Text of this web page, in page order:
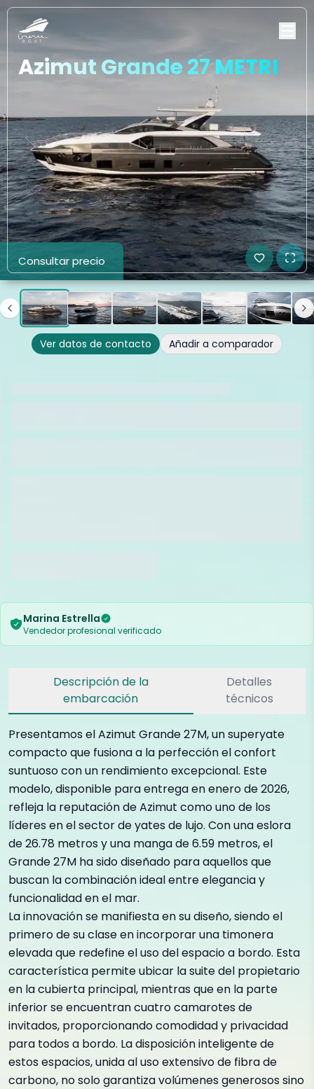
Azimut Grande 27 METRI
Consultar precio
Ver datos de contacto Añadir a comparador
Marina Estrella
Vendedor profesional verificado
Descripción de la
embarcación
Detalles
técnicos
Presentamos el Azimut Grande 27M, un superyate
compacto que fusiona a la perfección el confort
suntuoso con un rendimiento excepcional. Este
modelo, disponible para entrega en enero de 2026,
refleja la reputación de Azimut como uno de los
líderes en el sector de yates de lujo. Con una eslora
de 26.78 metros y una manga de 6.59 metros, el
Grande 27M ha sido diseñado para aquellos que
buscan la combinación ideal entre elegancia y
funcionalidad en el mar.
La innovación se manifiesta en su diseño, siendo el
primero de su clase en incorporar una timonera
elevada que redefine el uso del espacio a bordo. Esta
característica permite ubicar la suite del propietario
en la cubierta principal, mientras que en la parte
inferior se encuentran cuatro camarotes de
invitados, proporcionando comodidad y privacidad
para todos a bordo. La disposición inteligente de
estos espacios, unida al uso extensivo de fibra de
carbono, no solo garantiza volúmenes generosos sino